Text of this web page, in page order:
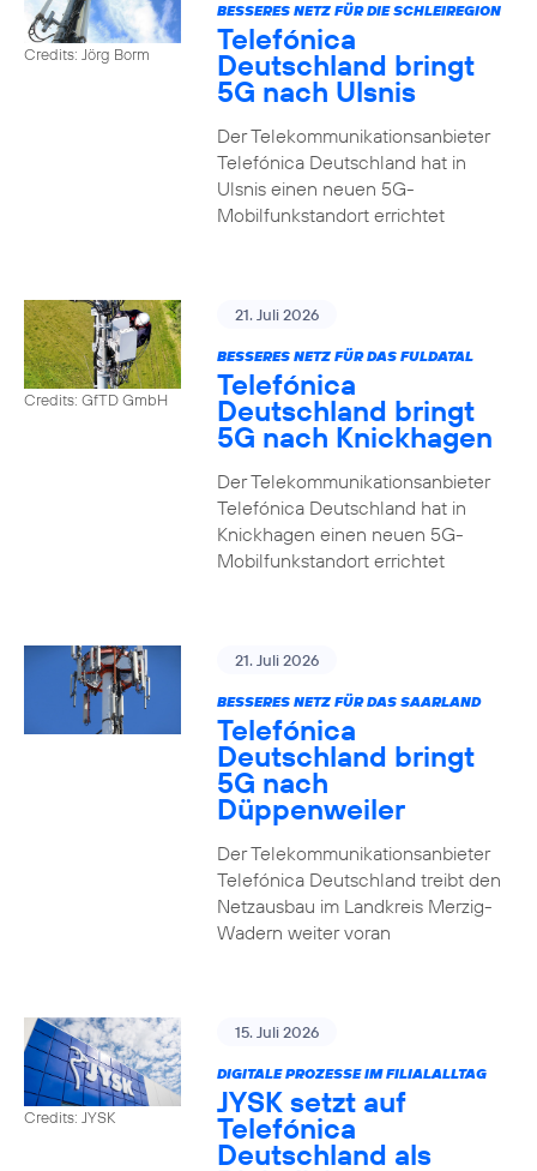
Credits: Jörg Borm
BESSERES NETZ FÜR DIE SCHLEIREGION
Telefónica
Deutschland bringt
5G nach Ulsnis
Der Telekommunikationsanbieter
Telefónica Deutschland hat in
Ulsnis einen neuen 5G-
Mobilfunkstandort errichtet
Credits: GfTD GmbH
21. Juli 2026
BESSERES NETZ FÜR DAS FULDATAL
Telefónica
Deutschland bringt
5G nach Knickhagen
Der Telekommunikationsanbieter
Telefónica Deutschland hat in
Knickhagen einen neuen 5G-
Mobilfunkstandort errichtet
21. Juli 2026
BESSERES NETZ FÜR DAS SAARLAND
Telefónica
Deutschland bringt
5G nach
Düppenweiler
Der Telekommunikationsanbieter
Telefónica Deutschland treibt den
Netzausbau im Landkreis Merzig-
Wadern weiter voran
Credits: JYSK
15. Juli 2026
DIGITALE PROZESSE IM FILIALALLTAG
JYSK setzt auf
Telefónica
Deutschland als